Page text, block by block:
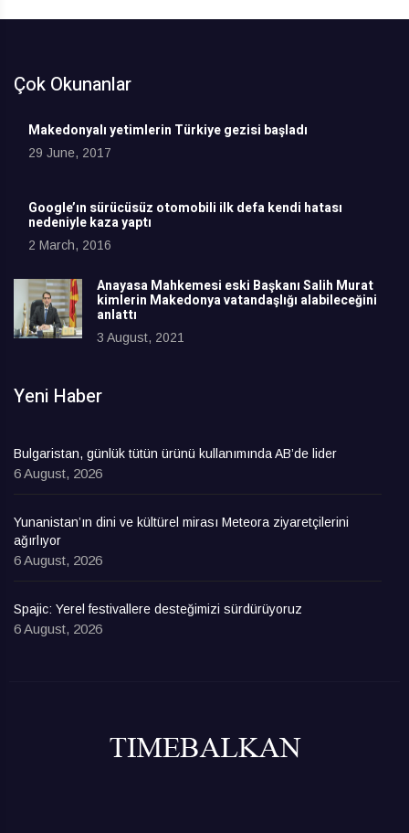
Çok Okunanlar
Makedonyalı yetimlerin Türkiye gezisi başladı
29 June, 2017
Google’ın sürücüsüz otomobili ilk defa kendi hatası
nedeniyle kaza yaptı
2 March, 2016
Anayasa Mahkemesi eski Başkanı Salih Murat
kimlerin Makedonya vatandaşlığı alabileceğini
anlattı
3 August, 2021
Yeni Haber
Bulgaristan, günlük tütün ürünü kullanımında AB’de lider
6 August, 2026
Yunanistan’ın dini ve kültürel mirası Meteora ziyaretçilerini
ağırlıyor
6 August, 2026
Spajic: Yerel festivallere desteğimizi sürdürüyoruz
6 August, 2026